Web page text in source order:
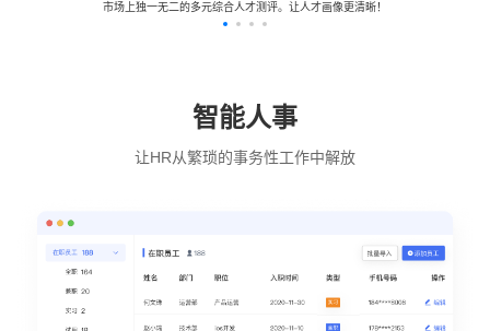
市场上独一无二的多元综合人才测评。让人才画像更清晰！
智能人事
让HR从繁琐的事务性工作中解放